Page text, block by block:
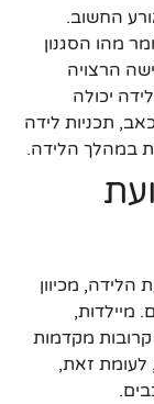
החשוב.
מהו הסגנון
הרצויה
יכולה
תכניות לידה
במהלך הלידה.
מכיוון
מיילדות,
מקדמות
לעומת זאת,